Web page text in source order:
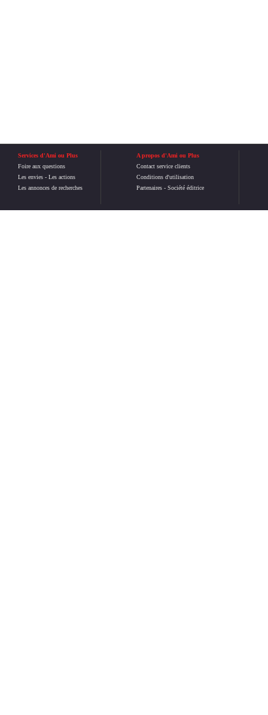
Services d'Ami ou Plus
Foire aux questions
Les envies - Les actions
Les annonces de recherches
A propos d'Ami ou Plus
Contact service clients
Conditions d'utilisation
Partenaires- Société éditrice